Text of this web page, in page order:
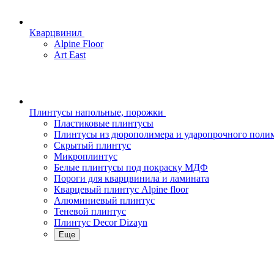
Кварцвинил
Alpine Floor
Art East
Плинтусы напольные, порожки
Пластиковые плинтусы
Плинтусы из дюрополимера и ударопрочного
Скрытый плинтус
Микроплинтус
Белые плинтусы под покраску МДФ
Пороги для кварцвинила и ламината
Кварцевый плинтус Alpine floor
Алюминиевый плинтус
Теневой плинтус
Плинтус Decor Dizayn
Еще